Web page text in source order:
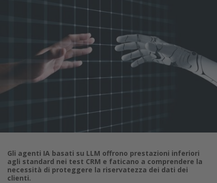
Gli agenti IA basati su LLM offrono prestazioni inferiori
agli standard nei test CRM e faticano a comprendere la
necessità di proteggere la riservatezza dei dati dei
clienti.